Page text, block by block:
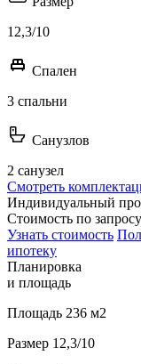
12,3/10
Спален
3 спальни
Санузлов
2 санузел
Смотреть
Индивидуальный
Стоимость по запросу
Узнать стоимость
ипотеку
Планировка
и площадь
Площадь 236 м2
Размер 12,3/10